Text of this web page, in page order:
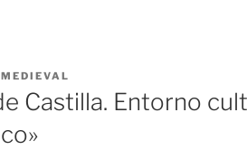
Castilla. Entorno